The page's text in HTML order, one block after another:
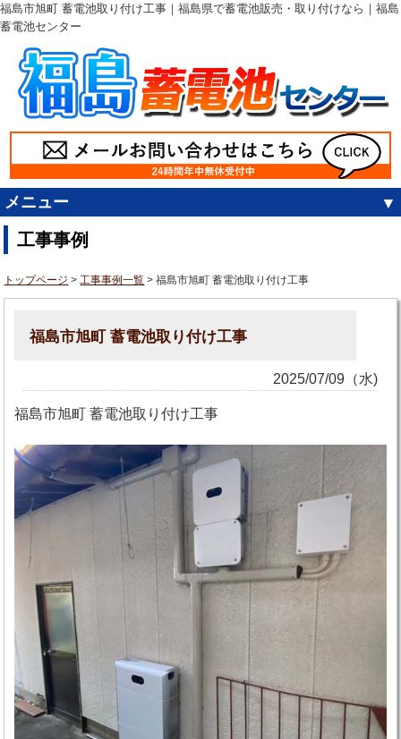
福島市旭町 蓄電池取り付け工事｜福島県で蓄電池販売・取り付けなら｜福島
蓄電池センター
メニュー
工事事例
トップページ > 工事事例一覧 > 福島市旭町 蓄電池取り付け工事
福島市旭町 蓄電池取り付け工事
2025/07/09（水)
福島市旭町 蓄電池取り付け工事